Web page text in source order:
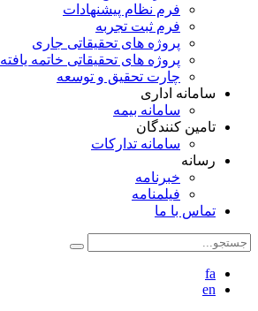
فرم نظام پیشنهادات
فرم ثبت تجربه
پروژه های تحقیقاتی جاری
پروژه های تحقیقاتی خاتمه یافته
چارت تحقیق و توسعه
سامانه اداری
سامانه بیمه
تامین کنندگان
سامانه تدارکات
رسانه
خبرنامه
فیلمنامه
تماس با ما
fa
en